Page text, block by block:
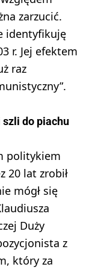
zarzucić.
identyfikuję
r. Jej efektem
raz
do piachu
politykiem
20 lat zrobił
mógł się
Duży
z
który za